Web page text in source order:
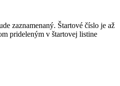
zaznamenaný. Štartové číslo je až
prideleným v štartovej listine